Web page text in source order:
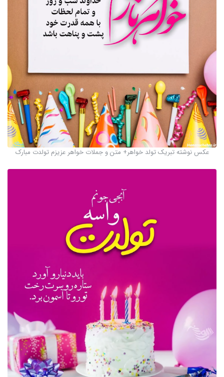
عکس نوشته تبریک تولد خواهر+ متن و جملات خواهر عزیزم تولدت مبارک